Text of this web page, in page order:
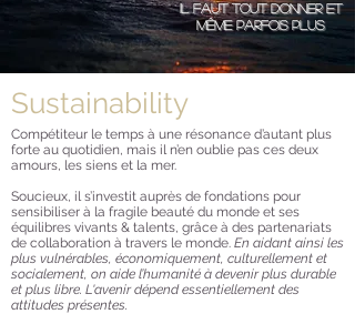
il faut tout donner et
même parfois plus
Sustainability
Compétiteur le temps à une résonance d’autant plus
forte au quotidien, mais il n’en oublie pas ces deux
amours, les siens et la mer.
Soucieux, il s’investit auprès de fondations pour
sensibiliser à la fragile beauté du monde et ses
équilibres vivants & talents, grâce à des partenariats
de collaboration à travers le monde. En aidant ainsi les
plus vulnérables, économiquement, culturellement et
socialement, on aide l’humanité à devenir plus durable
et plus libre. L'avenir dépend essentiellement des
attitudes présentes.